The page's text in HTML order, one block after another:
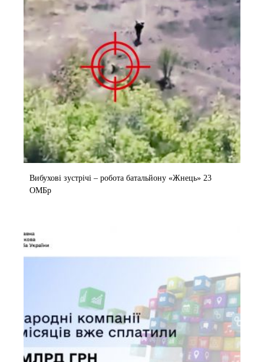
Вибухові зустрічі – робота батальйону «Жнець» 23
ОМБр